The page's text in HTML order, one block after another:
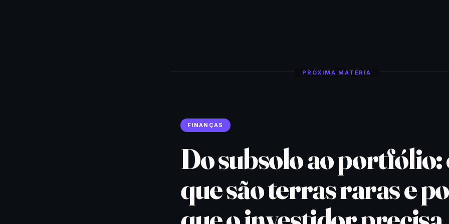
PRÓXIMA MATÉRIA
FINANÇAS
Do subsolo ao portfólio:
que são terras raras e